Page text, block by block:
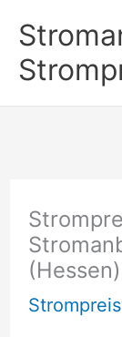
Inhalt
springen
(Hessen)